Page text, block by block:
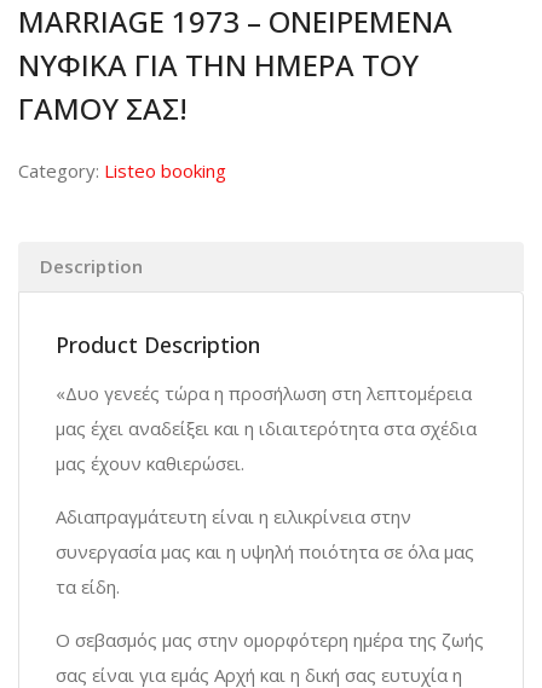
MARRIAGE 1973 – ΟΝΕΙΡΕΜΕΝΑ
ΝΥΦΙΚΑ ΓΙΑ ΤΗΝ ΗΜΕΡΑ ΤΟΥ
ΓΑΜΟΥ ΣΑΣ!
Category: Listeo booking
Description
Product Description
«Δυο γενεές τώρα η προσήλωση στη λεπτομέρεια
μας έχει αναδείξει και η ιδιαιτερότητα στα σχέδια
μας έχουν καθιερώσει.
Αδιαπραγμάτευτη είναι η ειλικρίνεια στην
συνεργασία μας και η υψηλή ποιότητα σε όλα μας
τα είδη.
Ο σεβασμός μας στην ομορφότερη ημέρα της ζωής
σας είναι για εμάς Αρχή και η δική σας ευτυχία η